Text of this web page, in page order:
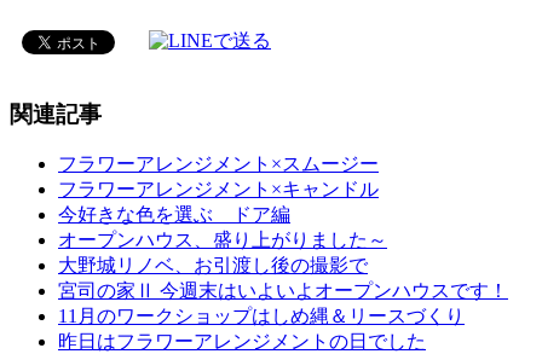
関連記事
フラワーアレンジメント×スムージー
フラワーアレンジメント×キャンドル
今好きな色を選ぶ ドア編
オープンハウス、盛り上がりました～
大野城リノベ、お引渡し後の撮影で
宮司の家Ⅱ 今週末はいよいよオープンハウスです！
11月のワークショップはしめ縄＆リースづくり
昨日はフラワーアレンジメントの日でした